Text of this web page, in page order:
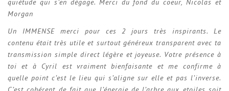
quiétude qui s’en dégage. Merci du fond du coeur, Nicolas et
Morgan
Un IMMENSE merci pour ces 2 jours très inspirants. Le
contenu était très utile et surtout généreux transparent avec ta
transmission simple direct légère et joyeuse. Votre présence à
toi et à Cyril est vraiment bienfaisante et me confirme à
quelle point c’est le lieu qui s’aligne sur elle et pas l’inverse.